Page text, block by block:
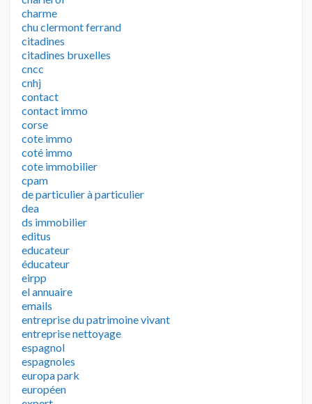
charme
chu clermont ferrand
citadines
citadines bruxelles
cncc
cnhj
contact
contact immo
corse
cote immo
coté immo
cote immobilier
cpam
de particulier à particulier
dea
ds immobilier
editus
educateur
éducateur
eirpp
el annuaire
emails
entreprise du patrimoine vivant
entreprise nettoyage
espagnol
espagnoles
europa park
européen